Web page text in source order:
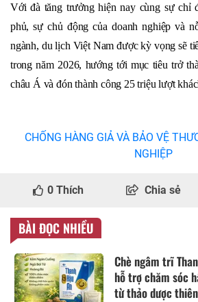
Với đà tăng trưởng hiện nay cùng sự chỉ
phủ, sự chủ động của doanh nghiệp và
ngành, du lịch Việt Nam được kỳ vọng sẽ
trong năm 2026, hướng tới mục tiêu trở
châu Á và đón thành công 25 triệu lượt
CHỐNG HÀNG GIẢ VÀ BẢO VỆ
NGHIỆP
0 Thích Chia sẻ
BÀI ĐỌC NHIỀU
Chè ngâm trĩ
hỗ trợ chăm sóc
từ thảo dược